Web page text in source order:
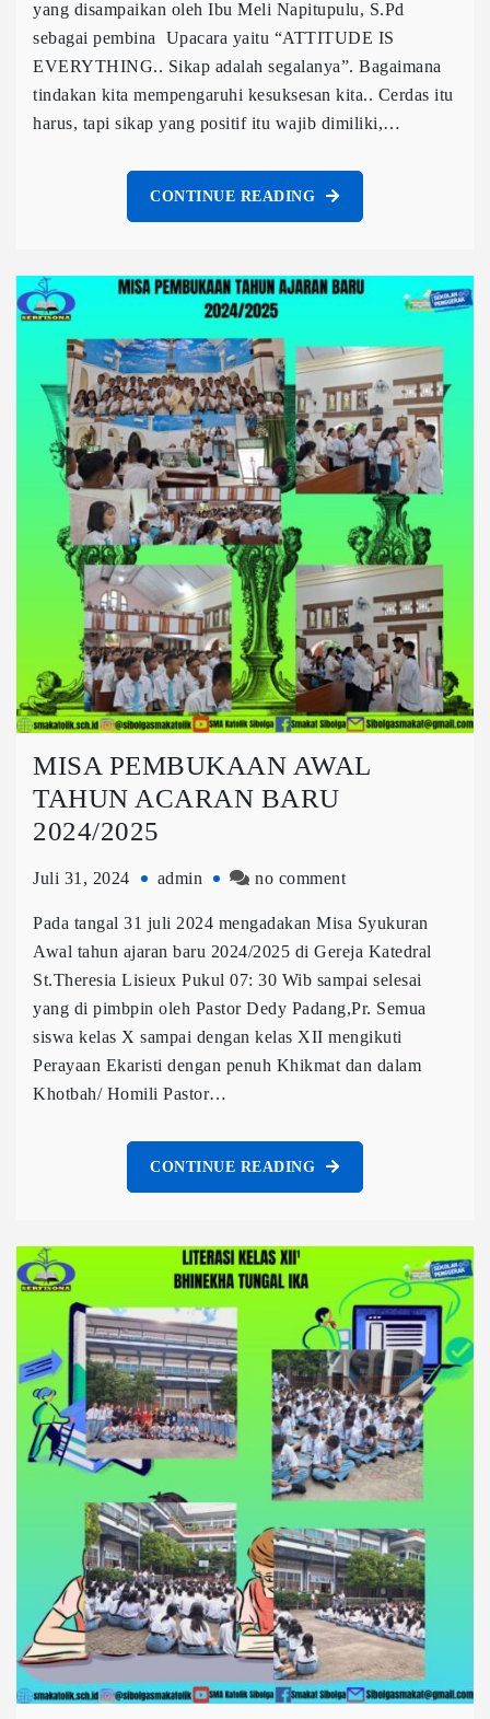
yang disampaikan oleh Ibu Meli Napitupulu, S.Pd
sebagai pembina Upacara yaitu “ATTITUDE IS
EVERYTHING.. Sikap adalah segalanya”. Bagaimana
tindakan kita mempengaruhi kesuksesan kita.. Cerdas itu
harus, tapi sikap yang positif itu wajib dimiliki,…
CONTINUE READING
MISA PEMBUKAAN AWAL
TAHUN ACARAN BARU
2024/2025
Juli 31, 2024 admin no comment
Pada tangal 31 juli 2024 mengadakan Misa Syukuran
Awal tahun ajaran baru 2024/2025 di Gereja Katedral
St.Theresia Lisieux Pukul 07: 30 Wib sampai selesai
yang di pimbpin oleh Pastor Dedy Padang,Pr. Semua
siswa kelas X sampai dengan kelas XII mengikuti
Perayaan Ekaristi dengan penuh Khikmat dan dalam
Khotbah/ Homili Pastor…
CONTINUE READING